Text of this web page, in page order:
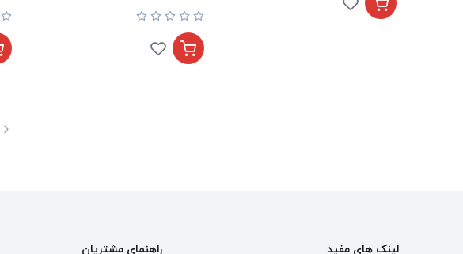
لینک های مفید راهنمای مشتریان